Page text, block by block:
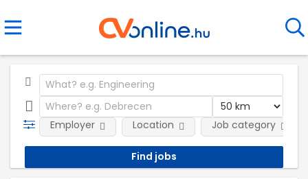
Employer Location Job category